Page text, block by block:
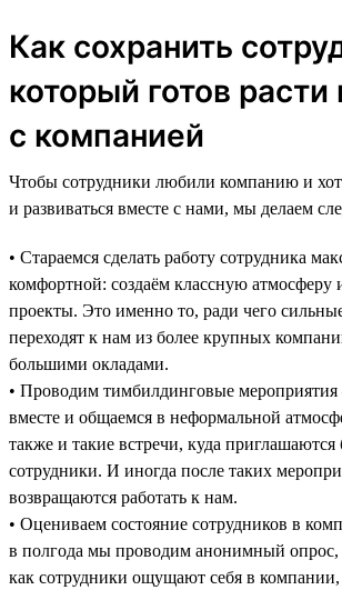
Как сохранить
который готов расти
с компанией
Чтобы сотрудники любили компанию и
и развиваться вместе с нами, мы делаем
• Стараемся сделать работу сотрудника
комфортной: создаём классную атмосферу
проекты. Это именно то, ради чего
переходят к нам из более крупных
большими окладами.
• Проводим тимбилдинговые
вместе и общаемся в неформальной
также и такие встречи, куда
сотрудники. И иногда после таких
возвращаются работать к нам.
• Оцениваем состояние сотрудников в
в полгода мы проводим анонимный опрос,
как сотрудники ощущают себя в компании,